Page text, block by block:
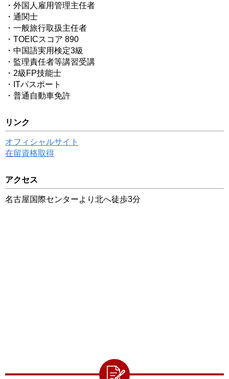
・外国人雇用管理主任者
・通関士
・一般旅行取扱主任者
・TOEICスコア 890
・中国語実用検定3級
・監理責任者等講習受講
・2級FP技能士
・ITパスポート
・普通自動車免許
リンク
オフィシャルサイト
在留資格取得
アクセス
名古屋国際センターより北へ徒歩3分